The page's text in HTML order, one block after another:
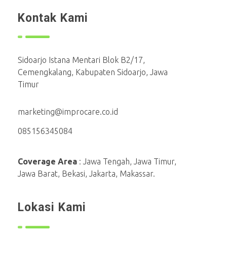
Kontak Kami
Sidoarjo Istana Mentari Blok B2/17,
Cemengkalang, Kabupaten Sidoarjo, Jawa
Timur
marketing@improcare.co.id
085156345084
Coverage Area : Jawa Tengah, Jawa Timur,
Jawa Barat, Bekasi, Jakarta, Makassar.
Lokasi Kami